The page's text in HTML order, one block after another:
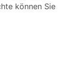
können Sie